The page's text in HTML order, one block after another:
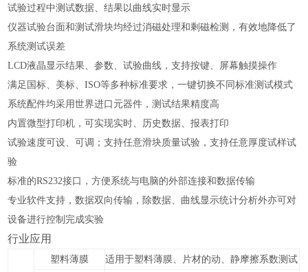
试验过程中测试数据、结果以曲线实时显示
仪器试验台面和测试滑块均经过消磁处理和剩磁检测，有效地降低了
系统测试误差
LCD液晶显示结果、参数、试验曲线，支持按键、屏幕触摸操作
满足国标、美标、ISO等多种标准要求，一键切换不同标准测试模式
系统配件均采用世界进口元器件，测试结果精度高
内置微型打印机，可实现实时、历史数据、报表打印
试验速度可设、可调；支持任意滑块质量试验 ，支持任意厚度试样试
验
标准的RS232接口，方便系统与电脑的外部连接和数据传输
专业软件支持，数据双向传输，除数据、曲线显示统计分析外亦可对
设备进行控制完成实验
行业应用
塑料薄膜 适用于塑料薄膜、 片材的动、静摩擦系数测试